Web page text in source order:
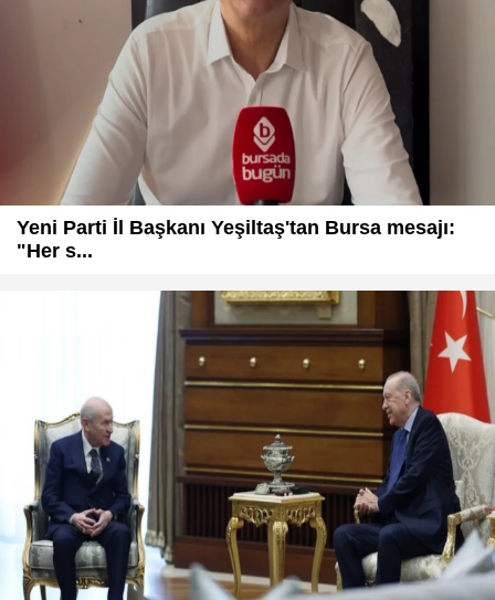
Yeni Parti İl Başkanı Yeşiltaş'tan Bursa mesajı:
"Her s...